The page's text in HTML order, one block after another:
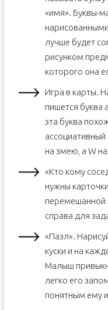
«имя». Буквы-
лучше будет
рисунком
которого она
Игра в карты.
пишется буква
эта буква
на змею, а W
«Кто кому
нужны
перемешанной
справа для
«Пазл».
куски и на
Малыш
легко его
понятным ему